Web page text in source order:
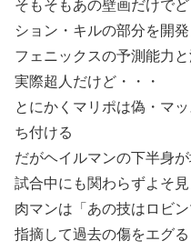
そもそもあの壁画だけで
ション・キルの部分を開
フェニックスの予測能力
実際超人だけど・・・
とにかくマリポは偽・マ
ち付ける
だがヘイルマンの下半身
試合中にも関わらずよそ
肉マンは「あの技はロビ
指摘して過去の傷をエグる